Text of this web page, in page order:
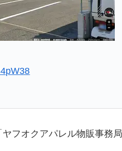
フオクアパレル物販事務